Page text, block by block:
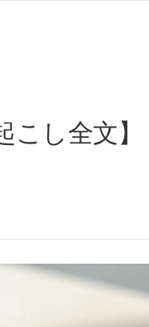
こし全文